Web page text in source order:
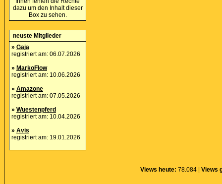
dazu um den Inhalt dieser
Box zu sehen.
neuste Mitglieder
» Gaja
registriert am: 06.07.2026
» MarkoFlow
registriert am: 10.06.2026
» Amazone
registriert am: 07.05.2026
» Wuestenpferd
registriert am: 10.04.2026
» Avis
registriert am: 19.01.2026
Views heute: 78.084 | Views